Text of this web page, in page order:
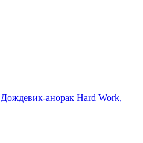
Дождевик-анорак Hard Work,